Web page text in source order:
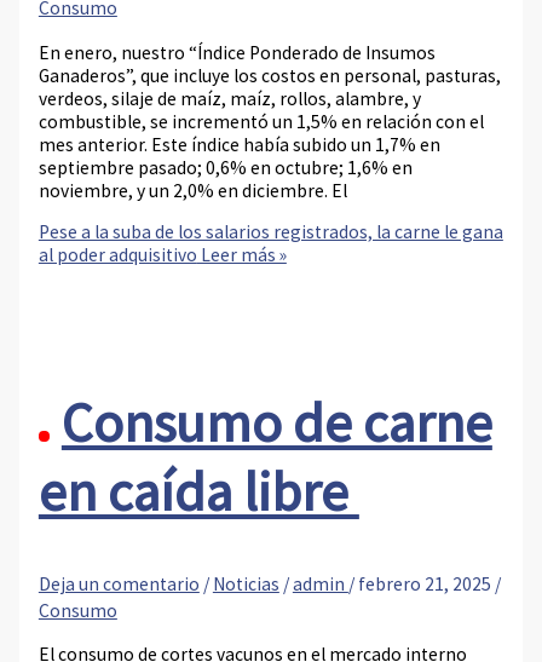
Consumo
En enero, nuestro “Índice Ponderado de Insumos
Ganaderos”, que incluye los costos en personal, pasturas,
verdeos, silaje de maíz, maíz, rollos, alambre, y
combustible, se incrementó un 1,5% en relación con el
mes anterior. Este índice había subido un 1,7% en
septiembre pasado; 0,6% en octubre; 1,6% en
noviembre, y un 2,0% en diciembre. El
Pese a la suba de los salarios registrados, la carne le gana
al poder adquisitivo Leer más »
Consumo de carne
en caída libre
Deja un comentario / Noticias /admin / febrero 21, 2025 /
Consumo
El consumo de cortes vacunos en el mercado interno